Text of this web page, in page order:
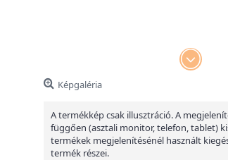
Képgaléria
A termékkép csak illusztráció. A
függően (asztali monitor, telefon, tablet)
termékek megjelenítésénél használt
termék részei.